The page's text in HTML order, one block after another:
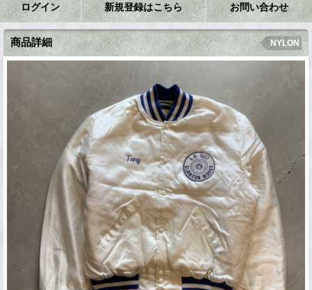
ログイン 新規登録はこちら お問い合わせ
商品詳細 NYLON